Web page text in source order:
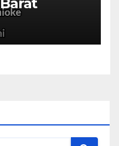
2027